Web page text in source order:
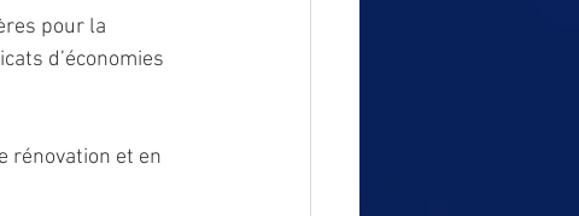
pour la
d’économies
rénovation et en